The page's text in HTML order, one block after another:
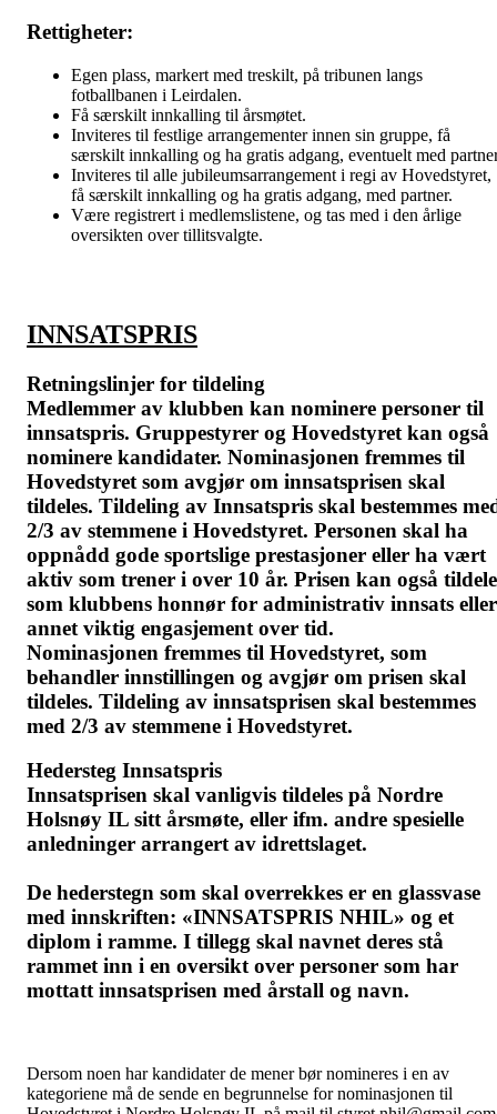
Rettigheter:
Egen plass, markert med treskilt, på tribunen langs
fotballbanen i Leirdalen.
Få særskilt innkalling til årsmøtet.
Inviteres til festlige arrangementer innen sin gruppe, få
særskilt innkalling og ha gratis adgang, eventuelt med
Inviteres til alle jubileumsarrangement i regi av Hovedstyret,
få særskilt innkalling og ha gratis adgang, med partner.
Være registrert i medlemslistene, og tas med i den årlige
oversikten over tillitsvalgte.
INNSATSPRIS
Retningslinjer for tildeling
Medlemmer av klubben kan nominere personer til
innsatspris. Gruppestyrer og Hovedstyret kan også
nominere kandidater. Nominasjonen fremmes til
Hovedstyret som avgjør om innsatsprisen skal
tildeles. Tildeling av Innsatspris skal bestemmes
2/3 av stemmene i Hovedstyret. Personen skal ha
oppnådd gode sportslige prestasjoner eller ha vært
aktiv som trener i over 10 år. Prisen kan også
som klubbens honnør for administrativ innsats eller
annet viktig engasjement over tid.
Nominasjonen fremmes til Hovedstyret, som
behandler innstillingen og avgjør om prisen skal
tildeles. Tildeling av innsatsprisen skal bestemmes
med 2/3 av stemmene i Hovedstyret.
Hedersteg Innsatspris
Innsatsprisen skal vanligvis tildeles på Nordre
Holsnøy IL sitt årsmøte, eller ifm. andre spesielle
anledninger arrangert av idrettslaget.
De hederstegn som skal overrekkes er en glassvase
med innskriften: «INNSATSPRIS NHIL» og et
diplom i ramme. I tillegg skal navnet deres stå
rammet inn i en oversikt over personer som har
mottatt innsatsprisen med årstall og navn.
Dersom noen har kandidater de mener bør nomineres i en av
kategoriene må de sende en begrunnelse for nominasjonen til